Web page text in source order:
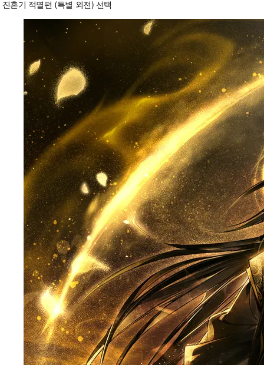
진혼기 적멸편 (특별 외전) 선택